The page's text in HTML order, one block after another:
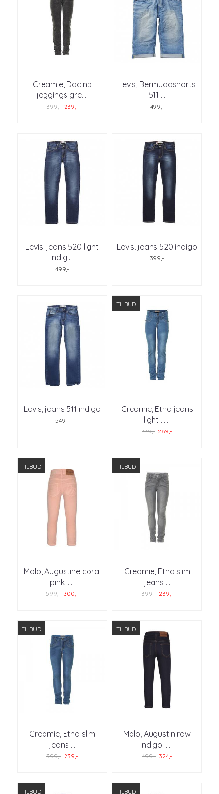
Creamie, Dacina
jeggings gre...
399,- 239,-
Levis, Bermudashorts
511 ...
499,-
Levis, jeans 520 light
indig...
499,-
Levis, jeans 520 indigo
399,-
Levis, jeans 511 indigo
549,-
TILBUD
Creamie, Etna jeans
light .....
449,- 269,-
TILBUD
Molo, Augustine coral
pink ....
599,- 300,-
TILBUD
Creamie, Etna slim
jeans ...
399,- 239,-
TILBUD
Creamie, Etna slim
jeans ...
399,- 239,-
TILBUD
Molo, Augustin raw
indigo .....
499,- 324,-
TILBUD TILBUD